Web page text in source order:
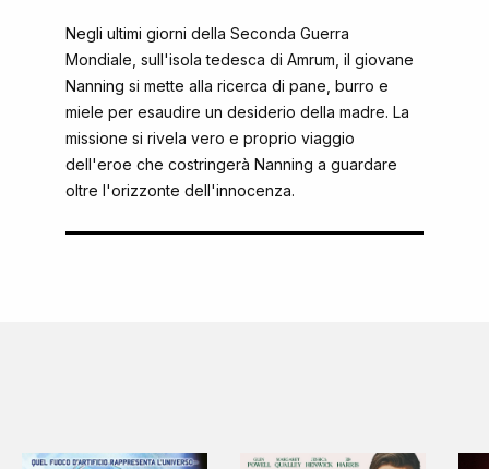
Negli ultimi giorni della Seconda Guerra
Mondiale, sull'isola tedesca di Amrum, il giovane
Nanning si mette alla ricerca di pane, burro e
miele per esaudire un desiderio della madre. La
missione si rivela vero e proprio viaggio
dell'eroe che costringerà Nanning a guardare
oltre l'orizzonte dell'innocenza.